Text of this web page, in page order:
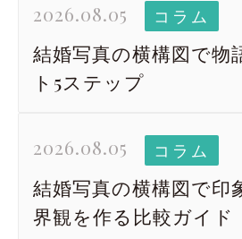
2026.08.05 コラム
結婚写真の横構図で
ト5ステップ
2026.08.05 コラム
結婚写真の横構図で
界観を作る比較ガイド